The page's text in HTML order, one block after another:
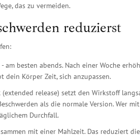
das zu vermeiden.
reduzierst
am besten abends. Nach einer Woche
dein Körper Zeit, sich anzupassen.
(extended release) setzt den Wirkstoff
als die normale Version. Wer
Durchfall.
mit einer Mahlzeit. Das reduziert